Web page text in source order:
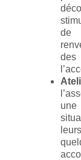
de
des